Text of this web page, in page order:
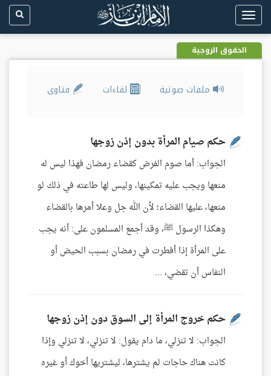
Toggle
navigation
الحقوق الزوجية
ملفات صوتية لقاءات فتاوى
حكم صيام المرأة بدون إذن زوجها
الجواب: أما صوم الفرض كقضاء رمضان فهذا ليس له
منعها ويجب عليه تمكينها، وليس لها طاعته في ذلك لو
منعها، عليها القضاء؛ لأن الله جل وعلا أمرها بالقضاء
وهكذا الرسول ﷺ، وقد أجمع المسلمون على: أنه يجب
على المرأة إذا أفطرت في رمضان بسبب الحيض أو
النفاس أن تقضي، ...
حكم خروج المرأة إلى السوق دون إذن زوجها
الجواب: لا تنزلي، ما دام يقول: لا تنزلي، لا تنزلي وإذا
كانت هناك حاجات لم يشترها، ليشتريها أخوك أو غيره